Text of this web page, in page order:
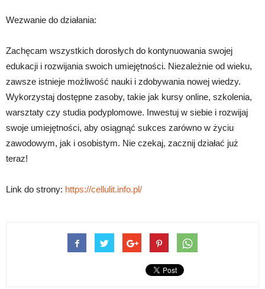
Wezwanie do działania:
Zachęcam wszystkich dorosłych do kontynuowania swojej
edukacji i rozwijania swoich umiejętności. Niezależnie od wieku,
zawsze istnieje możliwość nauki i zdobywania nowej wiedzy.
Wykorzystaj dostępne zasoby, takie jak kursy online, szkolenia,
warsztaty czy studia podyplomowe. Inwestuj w siebie i rozwijaj
swoje umiejętności, aby osiągnąć sukces zarówno w życiu
zawodowym, jak i osobistym. Nie czekaj, zacznij działać już
teraz!
Link do strony: https://cellulit.info.pl/